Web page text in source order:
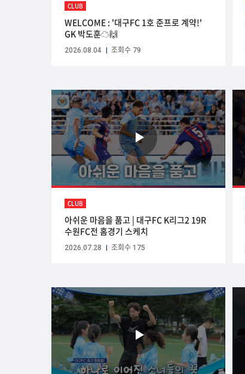
CLUB
WELCOME : '대구FC 1호 준프로 계약!'
GK 박도훈☁🙌
2026.08.04 조회수 79
CLUB
아쉬운 마음을 품고 | 대구FC K리그2 19R
수원FC전 홈경기 스케치
2026.07.28 조회수 175